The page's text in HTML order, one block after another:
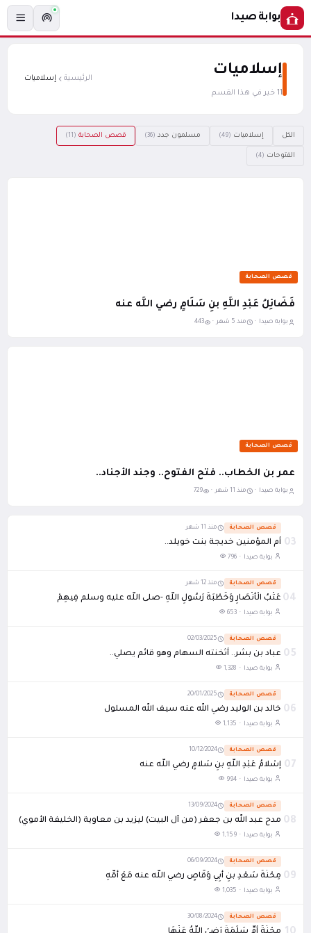
بوابة صيدا
إسلاميات
11 خبر في هذا القسم
الرئيسية إسلاميات
الكل إسلاميات (49) مسلمون جدد (36) قصص الصحابة (11)
الفتوحات (4)
قصص الصحابة
فَضَائِلُ عَبْدِ اللَّهِ بنِ سَلَامٍ رضي اللَّه عنه
بوابة صيدا · منذ 5 شهر · 443
قصص الصحابة
عمر بن الخطاب.. فتح الفتوح.. وجند الأجناد..
بوابة صيدا · منذ 11 شهر · 729
03
قصص الصحابة منذ 11 شهر
أم المؤمنين خديجة بنت خويلد..
بوابة صيدا · 796
04
قصص الصحابة منذ 12 شهر
عَتْبُ الْأَنْصَارِ وَخُطْبَةُ رَسُولِ اللَّهِ -صلى اللَّه عليه وسلم فِيهِمْ
بوابة صيدا · 653
05
قصص الصحابة 02/03/2025
عباد بن بشر.. أثخنته السهام وهو قائم يصلي..
بوابة صيدا · 1,328
06
قصص الصحابة 20/01/2025
خالد بن الوليد رضي الله عنه سيف الله المسلول
بوابة صيدا · 1,135
07
قصص الصحابة 10/12/2024
إسْلامُ عَبْدِ اللَّهِ بنِ سَلامٍ رضي اللَّه عنه
بوابة صيدا · 994
08
قصص الصحابة 13/09/2024
مدح عبد الله بن جعفر (من آل البيت) ليزيد بن معاوية (الخليفة الأموي)
بوابة صيدا · 1,159
09
قصص الصحابة 06/09/2024
مِحْنَةُ سَعْدِ بنِ أَبِي وَقَّاصٍ رضي اللَّه عنه مَعَ أُمِّهِ
بوابة صيدا · 1,035
قصص الصحابة 30/08/2024